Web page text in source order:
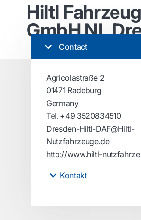
Hiltl
GmbH NL
Contact
Agricolastraße 2
01471 Radeburg
Germany
Tel. +49 3520834510
Dresden-Hiltl-DAF@Hiltl-
Nutzfahrzeuge.de
http://www.hiltl-
Kontakt